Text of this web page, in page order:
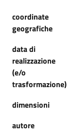
coordinate
geografiche
data di
realizzazione
(e/o
trasformazione)
dimensioni
autore